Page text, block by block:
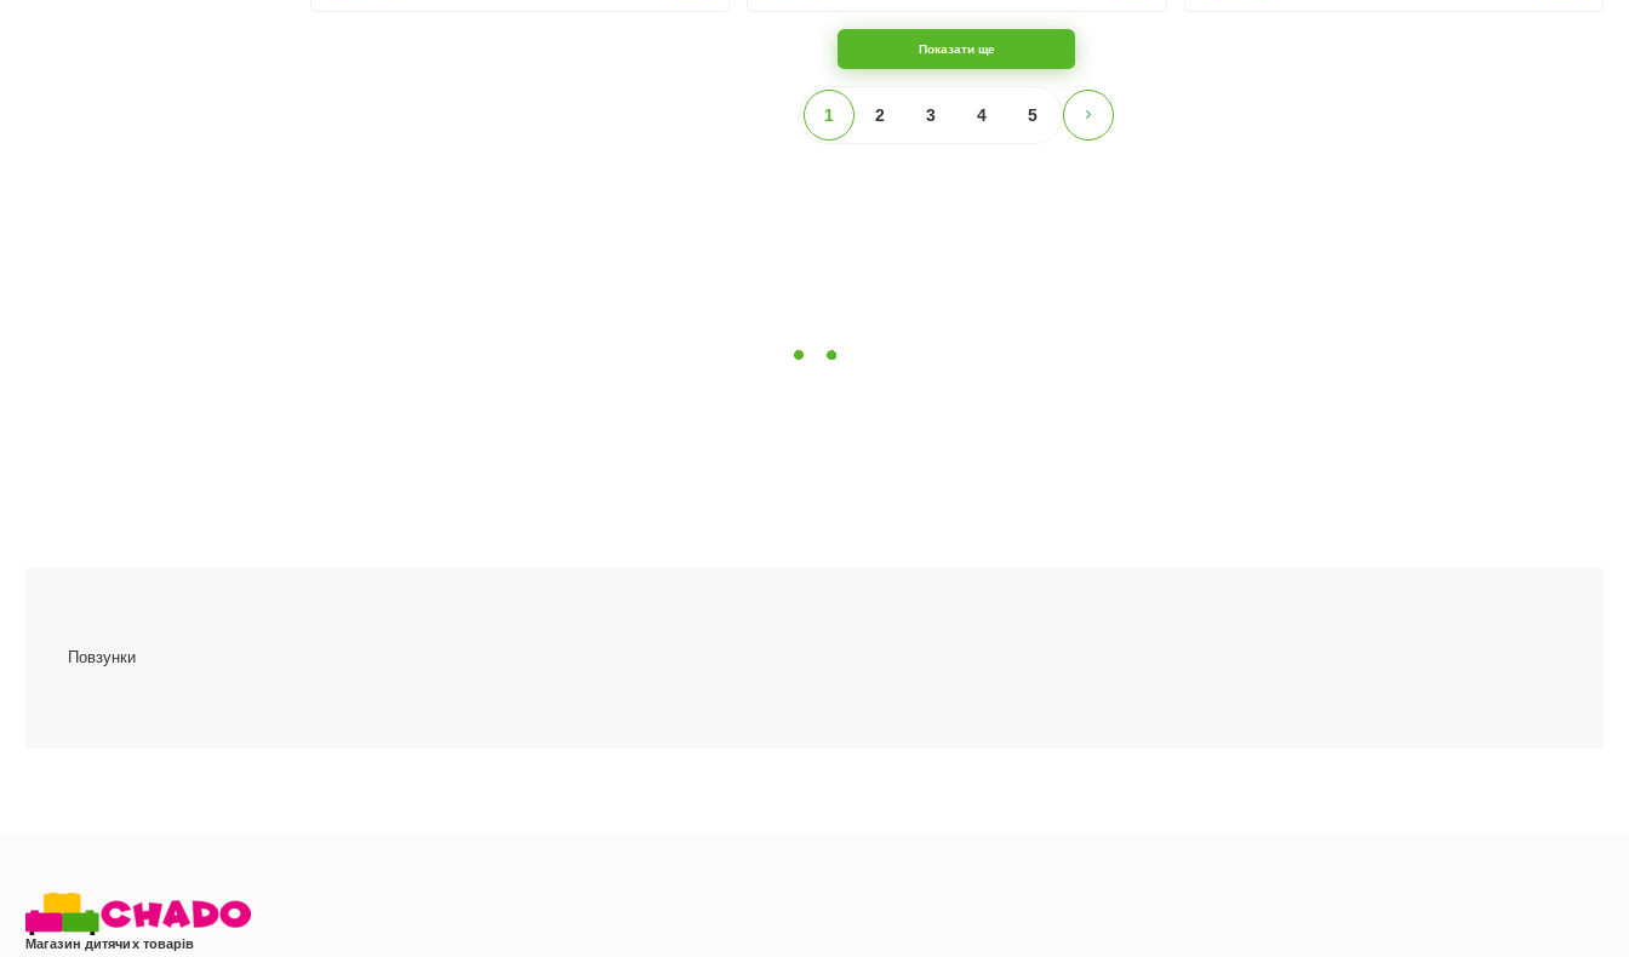
Показати ще
1 2 3 4 5
Повзунки
Магазин дитячих товарів